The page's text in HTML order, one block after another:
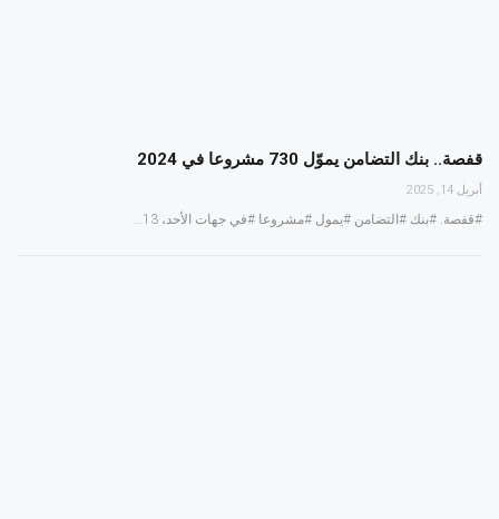
قفصة.. بنك التضامن يموّل 730 مشروعا في 2024
أبريل 14, 2025
#قفصة. #بنك #التضامن #يمول #مشروعا #في جهات الأحد، 13…